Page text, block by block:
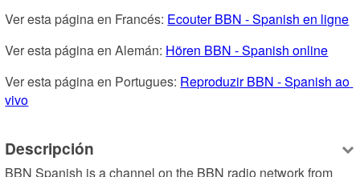
Ver esta página en Francés: Ecouter BBN - Spanish en ligne
Ver esta página en Alemán: Hören BBN - Spanish online
Ver esta página en Portugues: Reproduzir BBN - Spanish ao
vivo
Descripción
BBN Spanish is a channel on the BBN radio network from